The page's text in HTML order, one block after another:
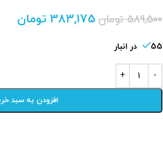
589,500 تومان 383,175 تومان
55 در انبار
افزودن به سبد